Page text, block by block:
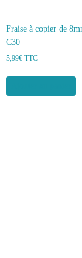
Fraise à copier de
C30
5,99€ TTC